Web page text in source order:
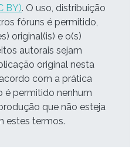
BY). O uso, distribuição
fóruns é permitido,
original(is) e o(s)
autorais sejam
original nesta
com a prática
é permitido nenhum
que não esteja
estes termos.